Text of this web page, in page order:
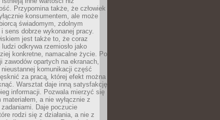
Przypomina także, że człowiek
konsumentem, ale może
świadomym, zdolnym
sens dobrze wykonanej pracy.
jest także to, że coraz
ludzi odkrywa rzemiosło jako
konkretne, namacalne życie. Po
zawodów opartych na ekranach,
komunikacji część
za pracą, której efekt można
Warsztat daje inną satysfakcję
informacji. Pozwala mierzyć się
a nie wyłącznie z
Daje poczucie
rodzi się z działania, a nie z